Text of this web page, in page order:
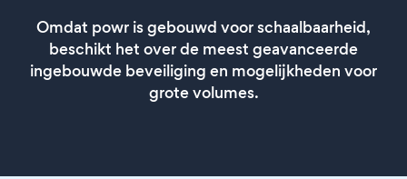
Omdat powr is gebouwd voor schaalbaarheid,
beschikt het over de meest geavanceerde
ingebouwde beveiliging en mogelijkheden voor
grote volumes.